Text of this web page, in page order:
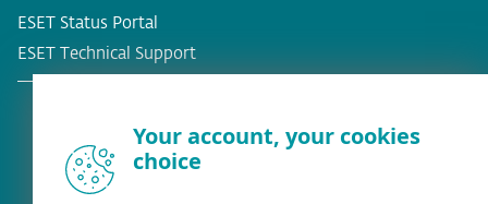
ESET Status Portal
ESET Technical Support
Your account, your cookies
choice